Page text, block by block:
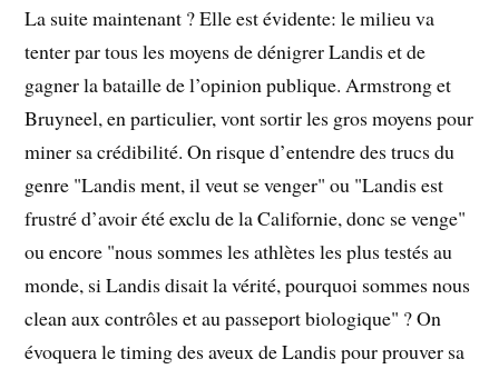
La suite maintenant ? Elle est évidente: le milieu va
tenter par tous les moyens de dénigrer Landis et de
gagner la bataille de l’opinion publique. Armstrong et
Bruyneel, en particulier, vont sortir les gros moyens pour
miner sa crédibilité. On risque d’entendre des trucs du
genre "Landis ment, il veut se venger" ou "Landis est
frustré d’avoir été exclu de la Californie, donc se venge"
ou encore "nous sommes les athlètes les plus testés au
monde, si Landis disait la vérité, pourquoi sommes nous
clean aux contrôles et au passeport biologique" ? On
évoquera le timing des aveux de Landis pour prouver sa